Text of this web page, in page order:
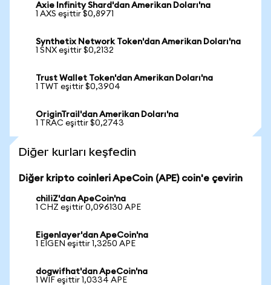
Axie Infinity Shard'dan Amerikan Doları'na
1 AXS eşittir $0,8971
Synthetix Network Token'dan Amerikan Doları'na
1 SNX eşittir $0,2132
Trust Wallet Token'dan Amerikan Doları'na
1 TWT eşittir $0,3904
OriginTrail'dan Amerikan Doları'na
1 TRAC eşittir $0,2743
Diğer kurları keşfedin
Diğer kripto coinleri ApeCoin (APE) coin'e çevirin
chiliZ'dan ApeCoin'na
1 CHZ eşittir 0,096130 APE
Eigenlayer'dan ApeCoin'na
1 EIGEN eşittir 1,3250 APE
dogwifhat'dan ApeCoin'na
1 WIF eşittir 1,0334 APE